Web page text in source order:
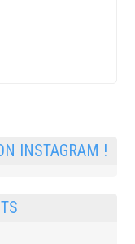
INSTAGRAM !